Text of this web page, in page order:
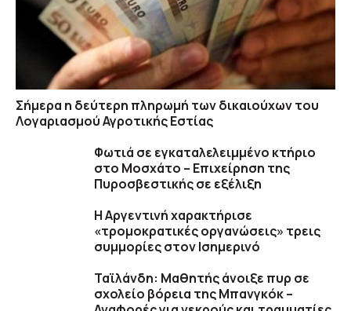
Σήμερα η δεύτερη πληρωμή των δικαιούχων του
Λογαριασμού Αγροτικής Εστίας
Φωτιά σε εγκαταλελειμμένο κτήριο
στο Μοσχάτο – Επιχείρηση της
Πυροσβεστικής σε εξέλιξη
Η Αργεντινή χαρακτήρισε
«τρομοκρατικές οργανώσεις» τρεις
συμμορίες στον Ισημερινό
Ταϊλάνδη: Μαθητής άνοιξε πυρ σε
σχολείο βόρεια της Μπανγκόκ –